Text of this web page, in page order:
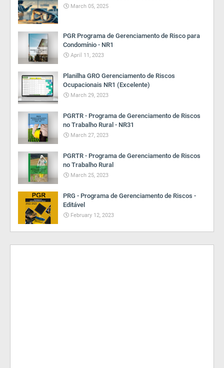
March 05, 2025
PGR Programa de Gerenciamento de Risco para
Condomínio - NR1
April 11, 2023
Planilha GRO Gerenciamento de Riscos
Ocupacionais NR1 (Excelente)
March 29, 2023
PGRTR - Programa de Gerenciamento de Riscos
no Trabalho Rural - NR31
March 27, 2023
PGRTR - Programa de Gerenciamento de Riscos
no Trabalho Rural
March 25, 2023
PRG - Programa de Gerenciamento de Riscos -
Editável
February 12, 2023